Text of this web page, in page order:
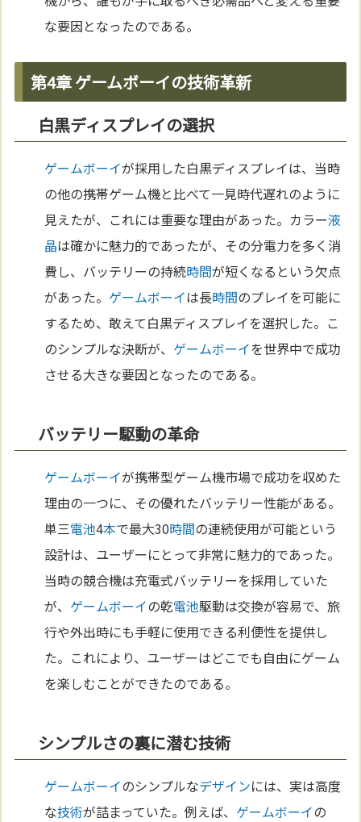
な要因となったのである。
第4章 ゲームボーイの技術革新
白黒ディスプレイの選択
ゲームボーイが採用した白黒ディスプレイは、当時
の他の携帯ゲーム機と比べて一見時代遅れのように
見えたが、これには重要な理由があった。カラー液
晶は確かに魅力的であったが、その分電力を多く消
費し、バッテリーの持続時間が短くなるという欠点
があった。 ゲームボーイは長時間のプレイを可能に
するため、敢えて白黒ディスプレイを選択した。こ
のシンプルな決断が、 ゲームボーイを世界中で成功
させる大きな要因となったのである。
バッテリー駆動の革命
ゲームボーイが携帯型ゲーム機市場で成功を収めた
理由の一つに、その優れたバッテリー性能がある。
単三電池4本で最大30時間の連続使用が可能という
設計は、ユーザーにとって非常に魅力的であった。
当時の競合機は充電式バッテリーを採用していた
が、 ゲームボーイの乾電池駆動は交換が容易で、旅
行や外出時にも手軽に使用できる利便性を提供し
た。これにより、ユーザーはどこでも自由にゲーム
を楽しむことができたのである。
シンプルさの裏に潜む技術
ゲームボーイのシンプルなデザインには、実は高度
な技術が詰まっていた。例えば、 ゲームボーイの